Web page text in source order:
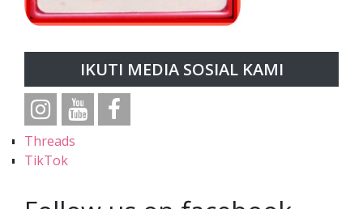
IKUTI MEDIA SOSIAL KAMI
Threads
TikTok